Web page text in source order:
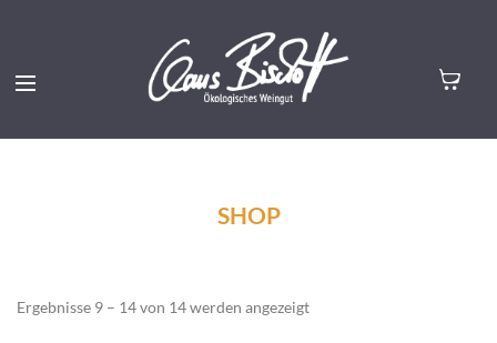
SHOP
Ergebnisse 9 – 14 von 14 werden angezeigt